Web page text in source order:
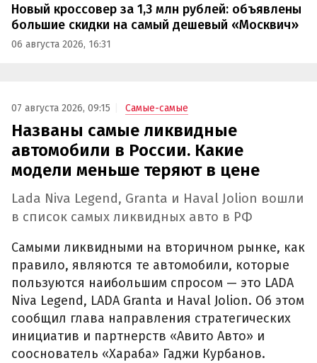
Новый кроссовер за 1,3 млн рублей: объявлены
большие скидки на самый дешевый «Москвич»
06 августа 2026, 16:31
07 августа 2026, 09:15 Самые-самые
Названы самые ликвидные
автомобили в России. Какие
модели меньше теряют в цене
Lada Niva Legend, Granta и Haval Jolion вошли
в список самых ликвидных авто в РФ
Самыми ликвидными на вторичном рынке, как
правило, являются те автомобили, которые
пользуются наибольшим спросом — это LADA
Niva Legend, LADA Granta и Haval Jolion. Об этом
сообщил глава направления стратегических
инициатив и партнерств «Авито Авто» и
сооснователь «Хараба» Гаджи Курбанов.